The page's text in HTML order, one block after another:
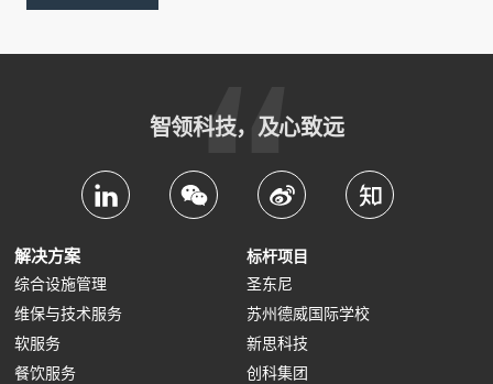
智领科技，及心致远
解决方案
综合设施管理
维保与技术服务
软服务
餐饮服务
标杆项目
圣东尼
苏州德威国际学校
新思科技
创科集团